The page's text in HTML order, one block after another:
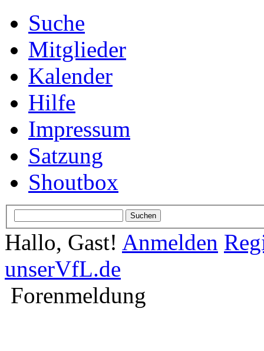
Suche
Mitglieder
Kalender
Hilfe
Impressum
Satzung
Shoutbox
Hallo, Gast! Anmelden
unserVfL.de
Forenmeldung